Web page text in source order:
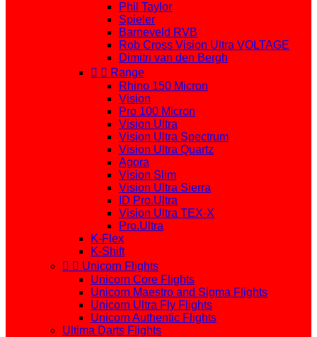
Phil Taylor
Spieler
Barneveld RVB
Rob Cross Vision Ultra VOLTAGE
Dimitri van den Bergh
  Range
Rhino 150 Micron
Vision
Pro 100 Micron
Vision Ultra
Vision Ultra Spectrum
Vision Ultra Quartz
Agora
Vision Slim
Vision Ultra Sierra
ID Pro.Ultra
Vision Ultra TEX-X
Pro.Ultra
K-Flex
K-Shift
  Unicorn Flights
Unicorn Core Flights
Unicorn Maestro and Sigma Flights
Unicorn Ultra Fly Flights
Unicorn Authentic Flights
Ultima Darts Flights